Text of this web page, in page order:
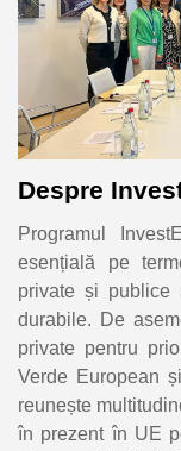
Despre
Programul
esențială pe
private și publice
durabile. De
private pentru
Verde European
reunește
în prezent în UE